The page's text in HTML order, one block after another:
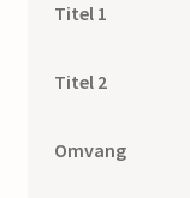
Titel 1
Titel 2
Omvang